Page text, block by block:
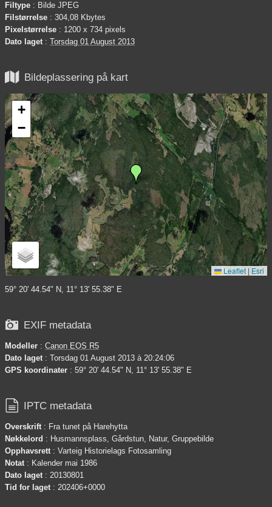
Filtype : Bilde JPEG
Filstørrelse : 304,08 Kbytes
Pixelstørrelse : 1200 x 734 pixels
Dato laget: Torsdag 01 August 2013
 Bildeplassering på kart
+
−
Leaflet | Esri
59° 20' 44.54" N, 11° 13' 55.38" E
 EXIF metadata
Modeller : Canon EOS R5
Dato laget: Torsdag 01 August 2013 à 20:24:06
GPS koordinater : 59° 20' 44.54" N, 11° 13' 55.38" E
 IPTC metadata
Overskrift: Fra tunet på Harehytta
Nøkkelord : Husmannsplass, Gårdstun, Natur, Gruppebilde
Opphavsrett: Varteig Historielags Fotosamling
Notat: Kalender mai 1986
Dato laget: 20130801
Tid for laget: 202406+0000